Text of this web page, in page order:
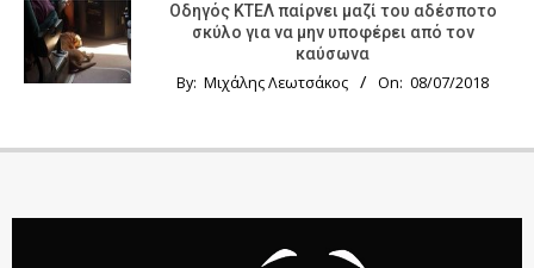
Οδηγός KTΕΛ παίρνει μαζί του αδέσποτο
σκύλο για να μην υποφέρει από τον
καύσωνα
By: Μιχάλης Λεωτσάκος On: 08/07/2018